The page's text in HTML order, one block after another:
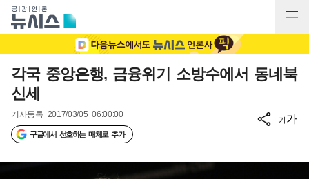
각국 중앙은행, 금융위기 소방수에서 동네북
신세
기사등록 2017/03/05 06:00:00
구글에서 선호하는 매체로 추가
가가